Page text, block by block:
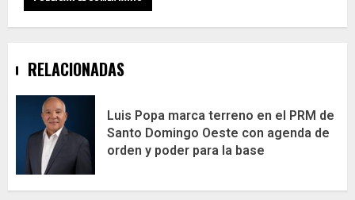
RELACIONADAS
Luis Popa marca terreno en el PRM de
Santo Domingo Oeste con agenda de
orden y poder para la base